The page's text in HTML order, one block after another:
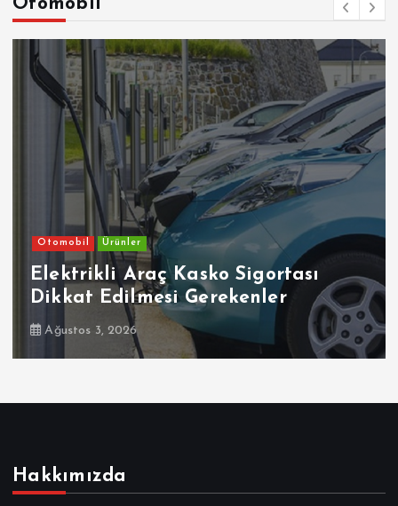
Otomobil
Otomobil Ürünler
Elektrikli Araç Kasko Sigortası
Dikkat Edilmesi Gerekenler
Ağustos 3, 2026
Hakkımızda